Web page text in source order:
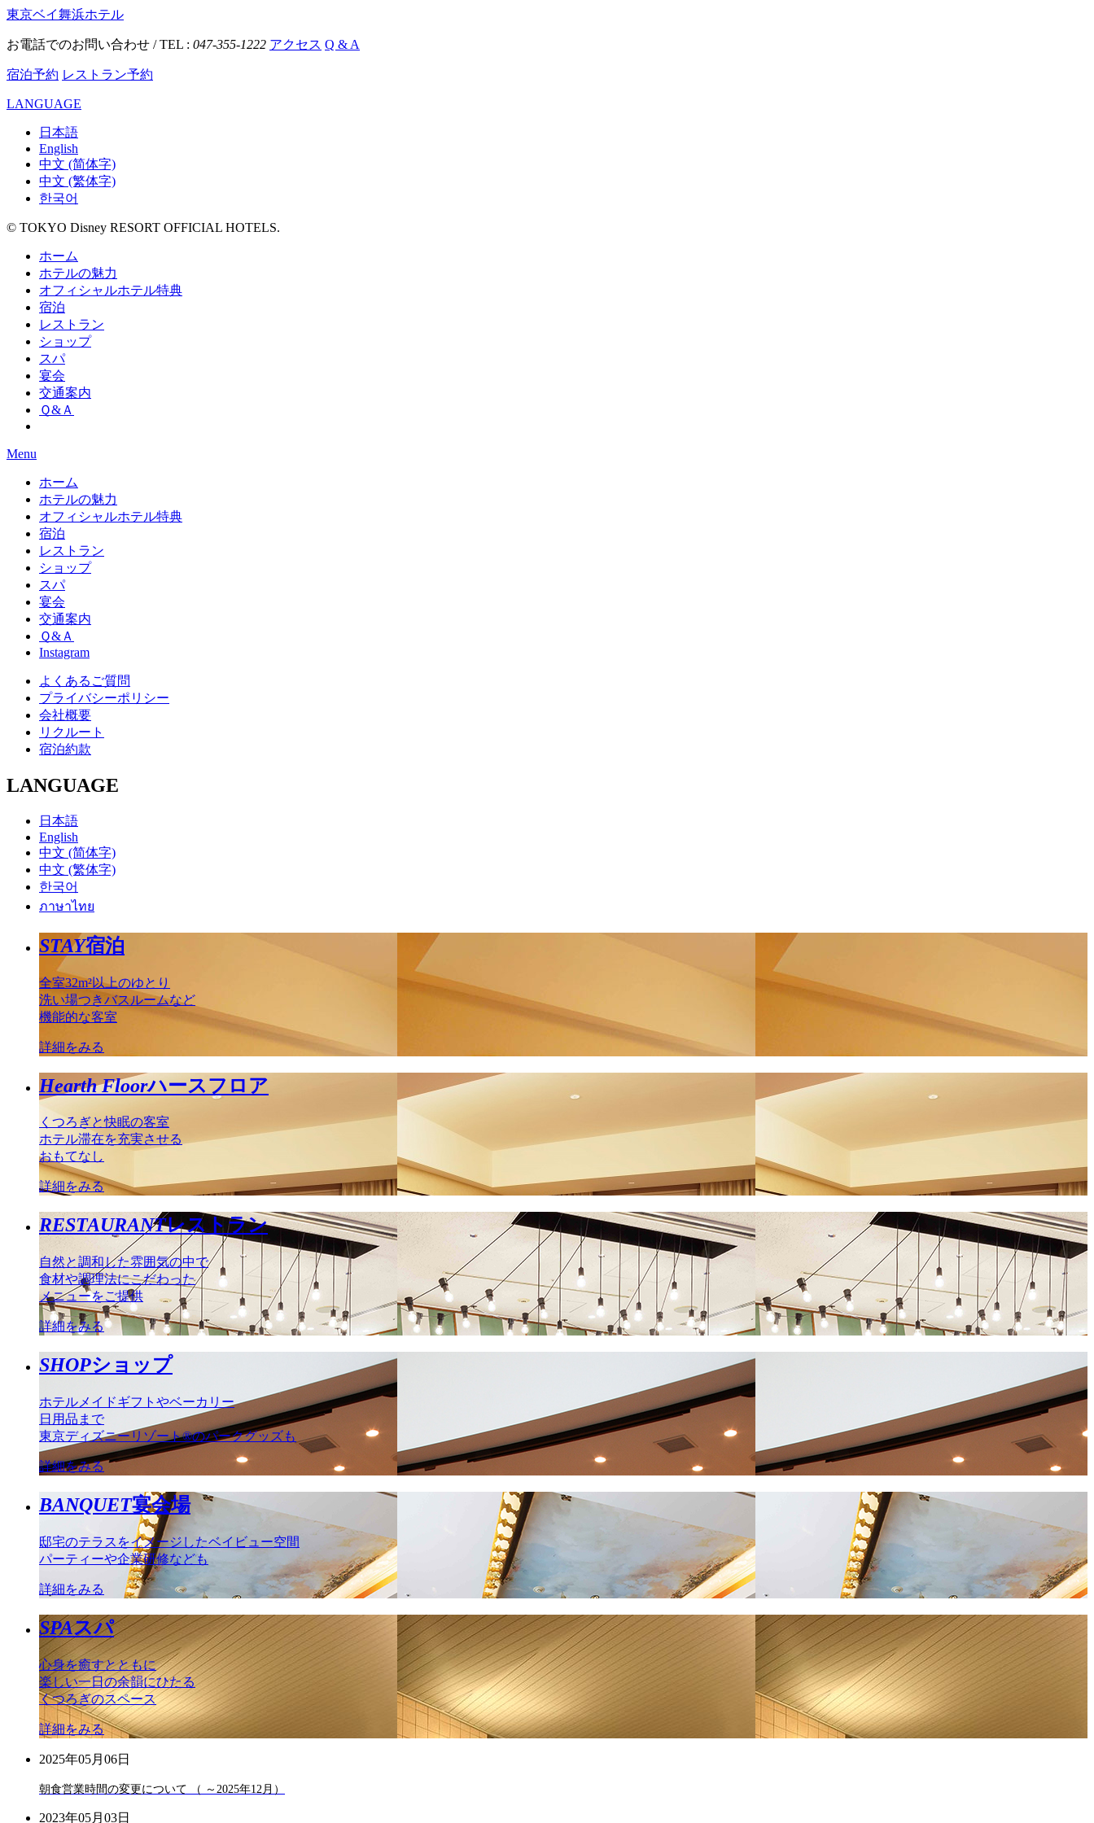
東京ベイ舞浜ホテル
お電話でのお問い合わせ / TEL : 047-355-1222 アクセス Q & A
宿泊予約 レストラン予約
LANGUAGE
日本語
English
中文 (简体字)
中文 (繁体字)
한국어
© TOKYO Disney RESORT OFFICIAL HOTELS.
ホーム
ホテルの魅力
オフィシャルホテル特典
宿泊
レストラン
ショップ
スパ
宴会
交通案内
Ｑ&Ａ
Menu
ホーム
ホテルの魅力
オフィシャルホテル特典
宿泊
レストラン
ショップ
スパ
宴会
交通案内
Ｑ&Ａ
Instagram
よくあるご質問
プライバシーポリシー
会社概要
リクルート
宿泊約款
LANGUAGE
日本語
English
中文 (简体字)
中文 (繁体字)
한국어
ภาษาไทย
STAY宿泊
全室32m²以上のゆとり
洗い場つきバスルームなど
機能的な客室
詳細をみる
Hearth Floorハースフロア
くつろぎと快眠の客室
ホテル滞在を充実させる
おもてなし
詳細をみる
RESTAURANTレストラン
自然と調和した雰囲気の中で
食材や調理法にこだわった
メニューをご提供
詳細をみる
SHOPショップ
ホテルメイドギフトやベーカリー
日用品まで
東京ディズニーリゾート®のパークグッズも
詳細をみる
BANQUET宴会場
邸宅のテラスをイメージしたベイビュー空間
パーティーや企業研修なども
詳細をみる
SPAスパ
心身を癒すとともに
楽しい一日の余韻にひたる
くつろぎのスペース
詳細をみる
2025年05月06日
朝食営業時間の変更について （ ～2025年12月）
2023年05月03日